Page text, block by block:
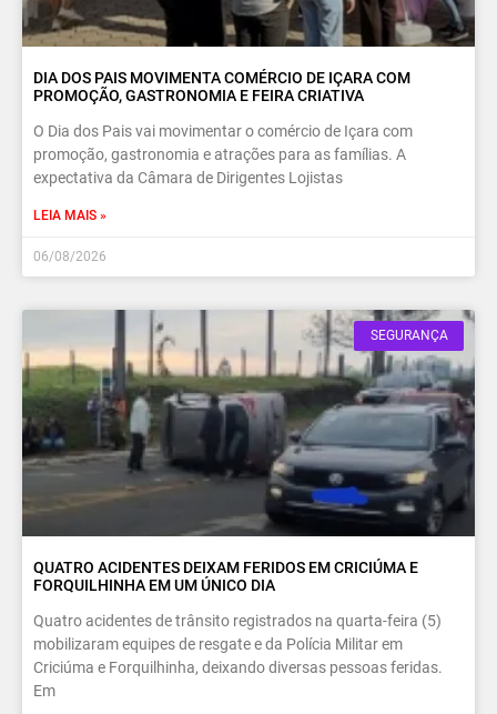
DIA DOS PAIS MOVIMENTA COMÉRCIO DE IÇARA COM
PROMOÇÃO, GASTRONOMIA E FEIRA CRIATIVA
O Dia dos Pais vai movimentar o comércio de Içara com
promoção, gastronomia e atrações para as famílias. A
expectativa da Câmara de Dirigentes Lojistas
LEIA MAIS »
06/08/2026
SEGURANÇA
QUATRO ACIDENTES DEIXAM FERIDOS EM CRICIÚMA E
FORQUILHINHA EM UM ÚNICO DIA
Quatro acidentes de trânsito registrados na quarta-feira (5)
mobilizaram equipes de resgate e da Polícia Militar em
Criciúma e Forquilhinha, deixando diversas pessoas feridas.
Em